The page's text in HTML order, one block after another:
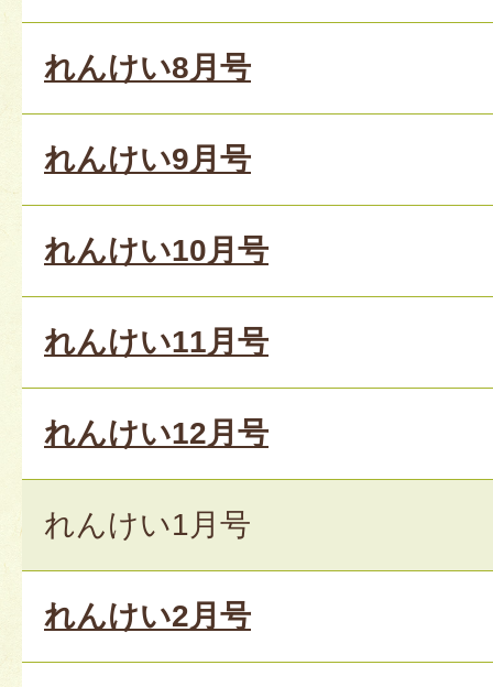
れんけい8月号
れんけい9月号
れんけい10月号
れんけい11月号
れんけい12月号
れんけい1月号
れんけい2月号